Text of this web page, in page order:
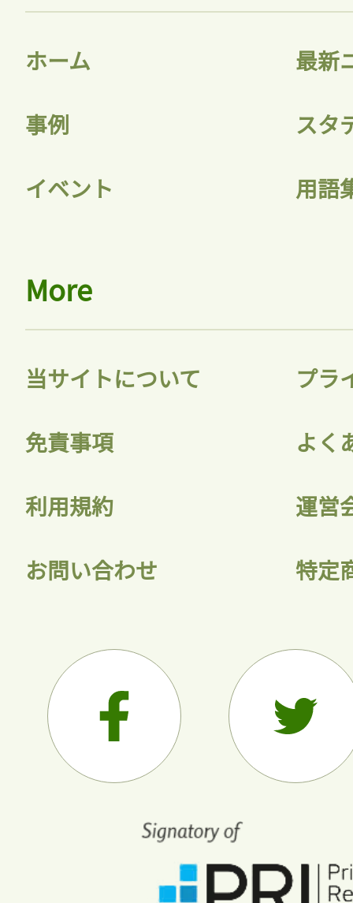
ホーム 最新
事例 スタ
イベント 用語
More
当サイトについて プラ
免責事項 よく
利用規約 運営
お問い合わせ 特定